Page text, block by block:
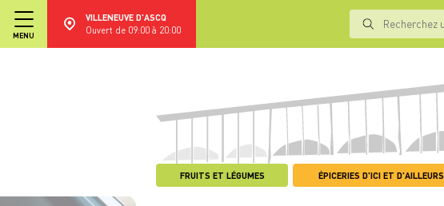
MENU
VILLENEUVE D'ASCQ
Ouvert de 09:00 à 20:00
FRUITS ET LÉGUMES ÉPICERIES D'ICI ET D'AILLEURS